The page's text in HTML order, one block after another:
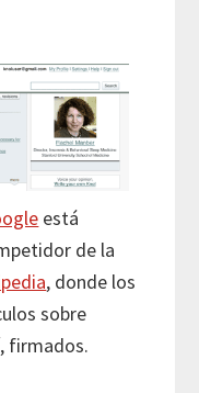
está
de la
, donde los
sobre
firmados.